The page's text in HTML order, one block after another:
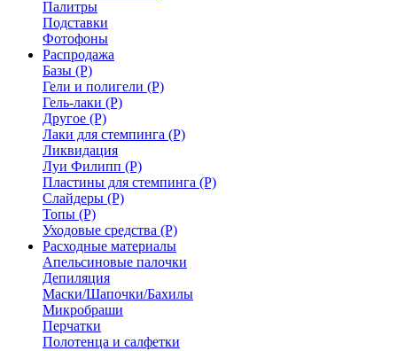
Палитры
Подставки
Фотофоны
Распродажа
Базы (Р)
Гели и полигели (Р)
Гель-лаки (Р)
Другое (Р)
Лаки для стемпинга (Р)
Ликвидация
Луи Филипп (Р)
Пластины для стемпинга (Р)
Слайдеры (Р)
Топы (Р)
Уходовые средства (Р)
Расходные материалы
Апельсиновые палочки
Депиляция
Маски/Шапочки/Бахилы
Микробраши
Перчатки
Полотенца и салфетки